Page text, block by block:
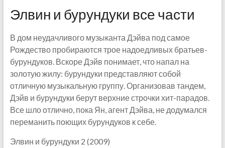
Элвин и бурундуки все части
В дом неудачливого музыканта Дэйва под самое
Рождество пробираются трое надоедливых братьев-
бурундуков. Вскоре Дэйв понимает, что напал на
золотую жилу: бурундуки представляют собой
отличную музыкальную группу. Организовав тандем,
Дэйв и бурундуки берут верхние строчки хит-парадов.
Все шло отлично, пока Ян, агент Дэйва, не додумался
переманить поющих бурундуков к себе.
Элвин и бурундуки 2 (2009)